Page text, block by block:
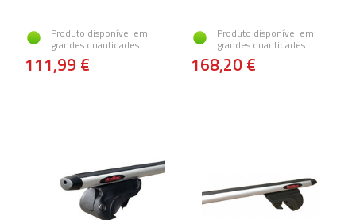
Produto disponível em
grandes quantidades
111,99 €
Produto disponível em
grandes quantidades
168,20 €